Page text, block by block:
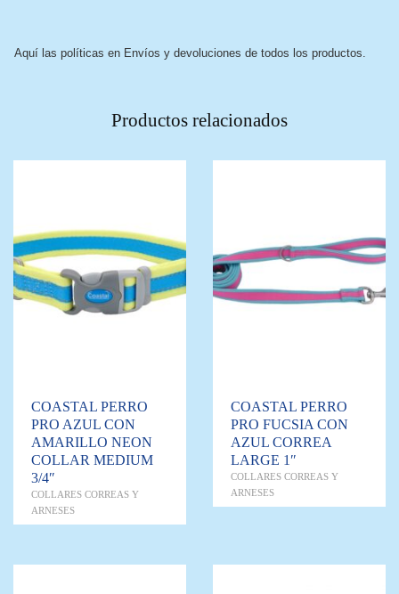
Aquí las políticas en Envíos y devoluciones de todos los productos.
Productos relacionados
COASTAL PERRO
PRO AZUL CON
AMARILLO NEON
COLLAR MEDIUM
3/4″
COLLARES CORREAS Y
ARNESES
COASTAL PERRO
PRO FUCSIA CON
AZUL CORREA
LARGE 1″
COLLARES CORREAS Y
ARNESES